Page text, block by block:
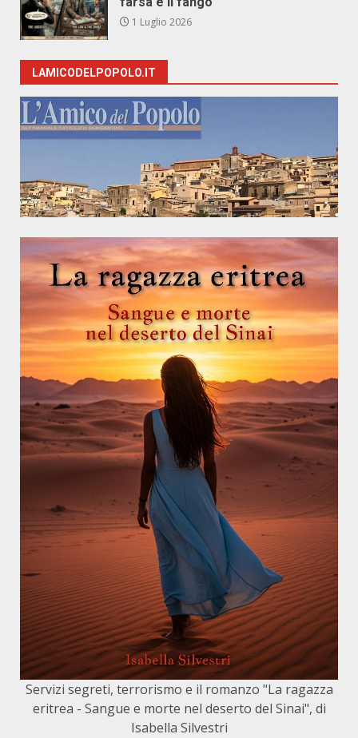
1 Luglio 2026
LAMICODELPOPOLO.IT
Servizi segreti, terrorismo e il romanzo "La ragazza
eritrea - Sangue e morte nel deserto del Sinai", di
Isabella Silvestri